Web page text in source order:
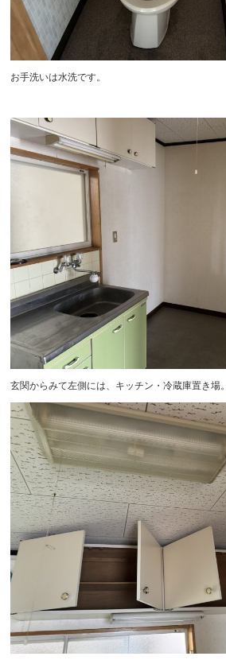
お手洗いは水洗です。
玄関からみて左側には、キッチン・冷蔵庫置き場。